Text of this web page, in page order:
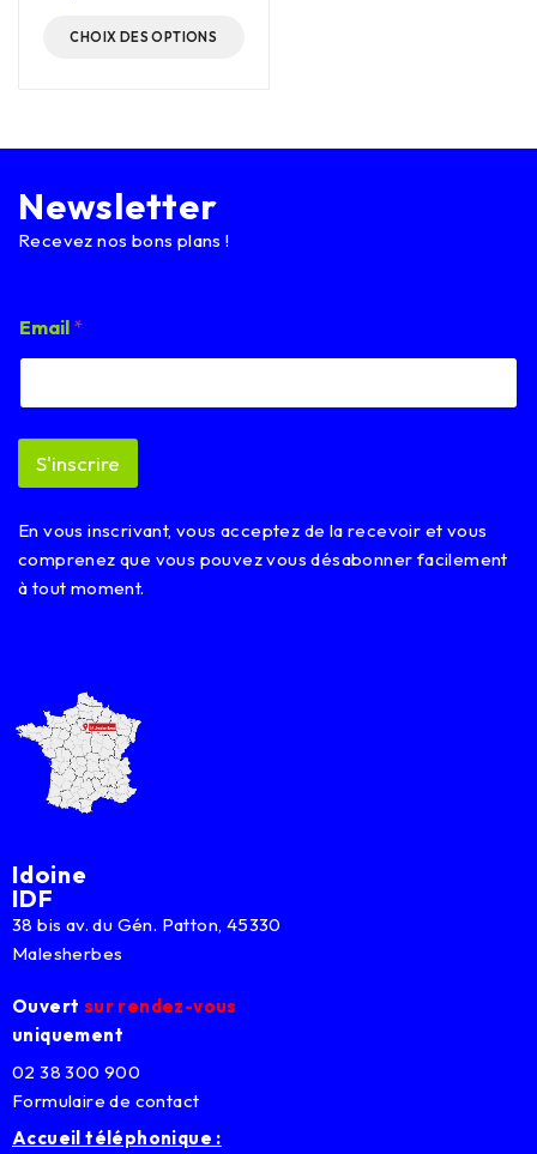
CHOIX DES OPTIONS
Newsletter
Recevez nos bons plans !
m
a
l
m
i
*
Email *
S'inscrire
En vous inscrivant, vous acceptez de la recevoir et vous
comprenez que vous pouvez vous désabonner facilement
à tout moment.
Idoine
IDF
38 bis av. du Gén. Patton, 45330
Malesherbes
Ouvert sur rendez-vous
uniquement
02 38 300 900
Formulaire de contact
Accueil téléphonique :